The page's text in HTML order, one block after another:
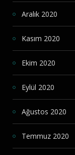
Aralık 2020
Kasım 2020
Ekim 2020
Eylül 2020
Ağustos 2020
Temmuz 2020